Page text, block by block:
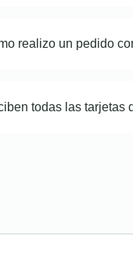
realizo un pedido
todas las tarjetas